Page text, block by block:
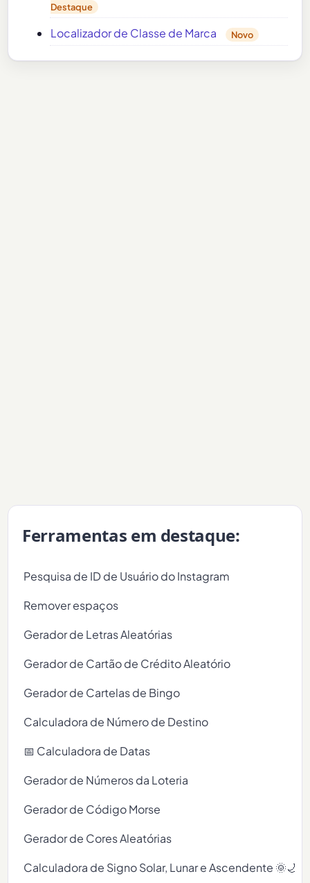
Destaque
Localizador de Classe de Marca Novo
Ferramentas em destaque:
Pesquisa de ID de Usuário do Instagram
Remover espaços
Gerador de Letras Aleatórias
Gerador de Cartão de Crédito Aleatório
Gerador de Cartelas de Bingo
Calculadora de Número de Destino
📅 Calculadora de Datas
Gerador de Números da Loteria
Gerador de Código Morse
Gerador de Cores Aleatórias
Calculadora de Signo Solar, Lunar e Ascendente 🌞🌙✨